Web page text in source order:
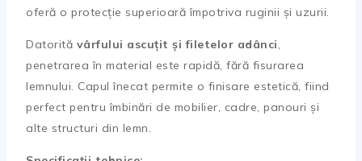
oferă o protecție superioară împotriva ruginii și uzurii.
Datorită vârfului ascuțit și filetelor adânci,
penetrarea în material este rapidă, fără fisurarea
lemnului. Capul înecat permite o finisare estetică, fiind
perfect pentru îmbinări de mobilier, cadre, panouri și
alte structuri din lemn.